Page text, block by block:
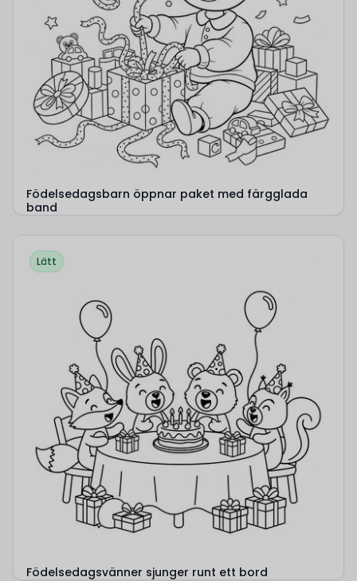
Födelsedagsbarn öppnar paket med färgglada
band
Lätt
Födelsedagsvänner sjunger runt ett bord